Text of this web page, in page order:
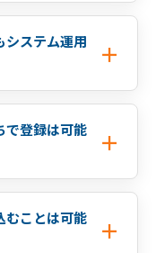
システム運用
で登録は可能
むことは可能